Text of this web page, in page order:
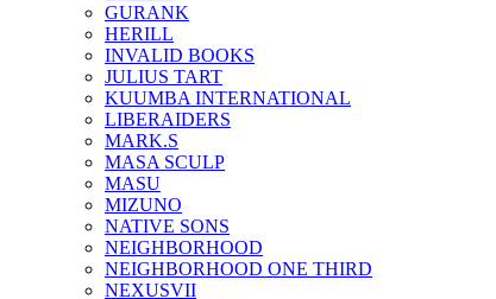
GURANK
HERILL
INVALID BOOKS
JULIUS TART
KUUMBA INTERNATIONAL
LIBERAIDERS
MARK.S
MASA SCULP
MASU
MIZUNO
NATIVE SONS
NEIGHBORHOOD
NEIGHBORHOOD ONE THIRD
NEXUSVII